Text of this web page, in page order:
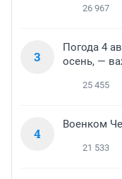
26 967
3
Погода 4
осень, —
25 455
4
Военком
21 533